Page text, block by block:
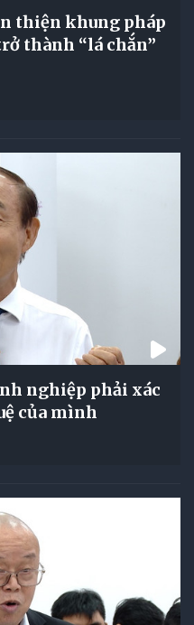
thiện khung pháp
thành “lá chắn”
nghiệp phải xác
của mình